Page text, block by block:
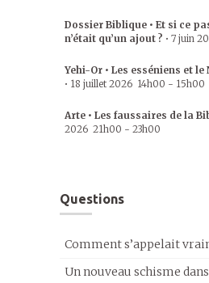
Dossier Biblique • Et si ce
n’était qu’un ajout ? • 7 juin
Yehi-Or • Les esséniens et
• 18 juillet 2026 14h00 - 15h00
Arte • Les faussaires de la
2026 21h00 - 23h00
Questions
Comment s’appelait
Un nouveau schisme